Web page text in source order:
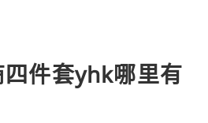
件套yhk哪里有